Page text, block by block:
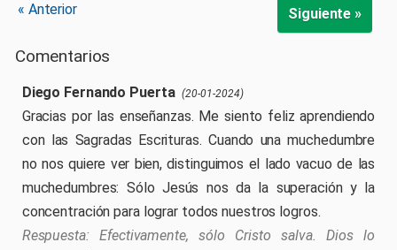
« Anterior Siguiente »
Comentarios
Diego Fernando Puerta (20-01-2024)
Gracias por las enseñanzas. Me siento feliz aprendiendo
con las Sagradas Escrituras. Cuando una muchedumbre
no nos quiere ver bien, distinguimos el lado vacuo de las
muchedumbres: Sólo Jesús nos da la superación y la
concentración para lograr todos nuestros logros.
Efectivamente, sólo Cristo salva. Dios lo